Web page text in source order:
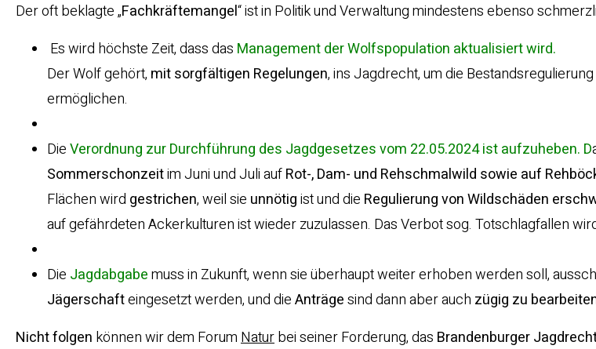
Der oft beklagte „Fachkräftemangel“ ist in Politik und Verwaltung mindestens ebenso
Es wird höchste Zeit, dass das Management der Wolfspopulation aktualisiert wird.
Der Wolf gehört, mit sorgfältigen Regelungen, ins Jagdrecht, um die
ermöglichen.
DieVerordnung zur Durchführung des Jagdgesetzes vom 22.05.2024 ist aufzuheben. D
Sommerschonzeitim Juni und Juli aufRot-, Dam- und Rehschmalwild sowie auf
Flächen wird gestrichen, weil sie unnötigist und die Regulierung von Wildschäden
auf gefährdeten Ackerkulturen ist wieder zuzulassen. Das Verbot sog. Totschlagfallen
Die Jagdabgabemuss in Zukunft, wenn sie überhaupt weiter erhoben werden soll,
Jägerschafteingesetzt werden, und dieAnträgesind dann aber auch zügig zu
Nicht folgen können wir dem ForumNaturbei seiner Forderung, das Brandenburger